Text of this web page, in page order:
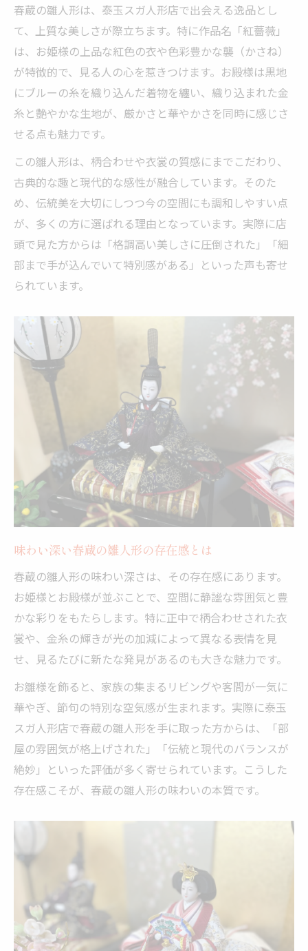
上質な春蔵の雛人形がもたらす新たな美意
識
春蔵の雛人形で叶える洗練された住まい
お雛様に込められた春蔵の味わいを知る
春蔵の雛人形に込められた伝統の技と味わ
い
春蔵の雛人形がもつ現代的な魅力の正体
お雛様の表情から感じる春蔵の味わい深さ
春蔵の雛人形の衣装が語る美しさの秘密
春蔵の雛人形で感じる心豊かなひととき
衣装と色彩で際立つ春蔵の雛人形の特長
春蔵の雛人形の衣装が放つ格式の美しさ
色彩豊かな襲が際立つ春蔵の雛人形の魅力
春蔵の雛人形に見る紅色とブルーの調和美
金糸や艶が映える春蔵の雛人形の衣裳技法
春蔵の雛人形に宿る伝統色彩の奥深い味わ
伝統とモダンが調和する雛人形選びのヒント
春蔵の雛人形が叶える伝統と現代の調和美
味わいある春蔵の雛人形の選び方のポイン
ト
春蔵の雛人形で楽しむモダンな雛飾りの工
春蔵の雛人形が持つ上質な存在感の理由
春蔵の雛人形は、泰玉スガ人形店で出会える逸品とし
て、上質な美しさが際立ちます。特に作品名「紅薔薇」
は、お姫様の上品な紅色の衣や色彩豊かな襲（かさね）
が特徴的で、見る人の心を惹きつけます。お殿様は黒地
にブルーの糸を織り込んだ着物を纏い、織り込まれた金
糸と艶やかな生地が、厳かさと華やかさを同時に感じさ
せる点も魅力です。
この雛人形は、柄合わせや衣裳の質感にまでこだわり、
古典的な趣と現代的な感性が融合しています。そのた
め、伝統美を大切にしつつ今の空間にも調和しやすい点
が、多くの方に選ばれる理由となっています。実際に店
頭で見た方からは「格調高い美しさに圧倒された」「細
部まで手が込んでいて特別感がある」といった声も寄せ
られています。
味わい深い春蔵の雛人形の存在感とは
春蔵の雛人形の味わい深さは、その存在感にあります。
お姫様とお殿様が並ぶことで、空間に静謐な雰囲気と豊
かな彩りをもたらします。特に正中で柄合わせされた衣
裳や、金糸の輝きが光の加減によって異なる表情を見
せ、見るたびに新たな発見があるのも大きな魅力です。
お雛様を飾ると、家族の集まるリビングや客間が一気に
華やぎ、節句の特別な空気感が生まれます。実際に泰玉
スガ人形店で春蔵の雛人形を手に取った方からは、「部
屋の雰囲気が格上げされた」「伝統と現代のバランスが
絶妙」といった評価が多く寄せられています。こうした
存在感こそが、春蔵の雛人形の味わいの本質です。